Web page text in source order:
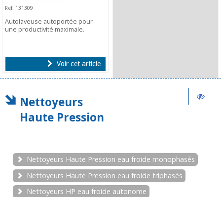
Ref. 131309
Autolaveuse autoportée pour
une productivité maximale.
Voir cet article
Nettoyeurs
Haute Pression
Nettoyeurs Haute Pression eau froide monophasés
Nettoyeurs Haute Pression eau froide triphasés
Nettoyeurs HP eau froide autonome